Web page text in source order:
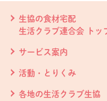
生協の食材宅配
生活クラブ連合会 トッ
サービス案内
活動・とりくみ
各地の生活クラブ生協